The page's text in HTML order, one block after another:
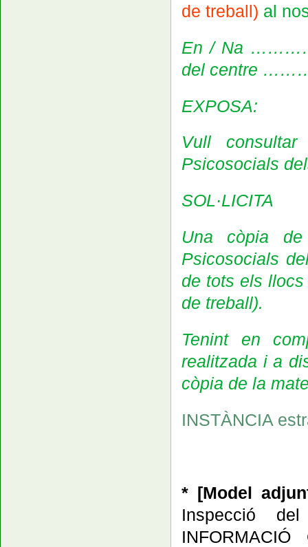
de treball) al
En / Na
del centre
EXPOSA:
Vull
Psicosocials
SOL·LICITA
Una còpia
Psicosocials
de tots els
de treball).
Tenint en
realitzada i a
còpia de la
INSTÀNCIA
* [Model
Inspecció